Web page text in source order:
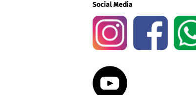
Social Media